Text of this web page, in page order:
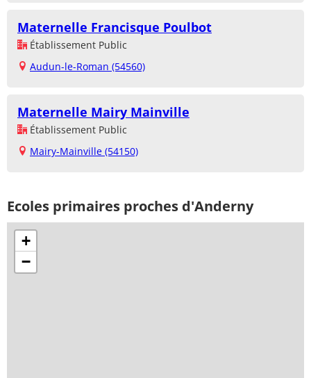
Maternelle Francisque Poulbot
Établissement Public
Audun-le-Roman (54560)
Maternelle Mairy Mainville
Établissement Public
Mairy-Mainville (54150)
Ecoles primaires proches d'Anderny
+
−